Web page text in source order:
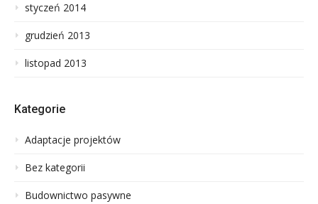
styczeń 2014
grudzień 2013
listopad 2013
Kategorie
Adaptacje projektów
Bez kategorii
Budownictwo pasywne